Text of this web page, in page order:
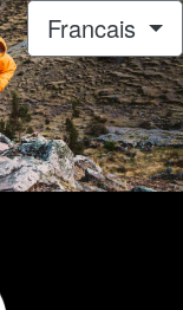
Francais